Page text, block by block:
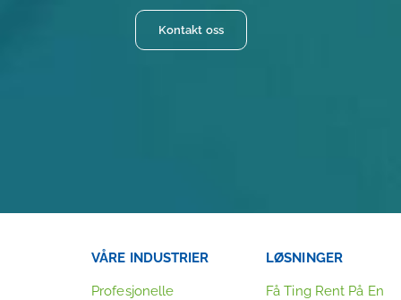
Kontakt oss
VÅRE INDUSTRIER
Profesjonelle
LØSNINGER
Få Ting Rent På En